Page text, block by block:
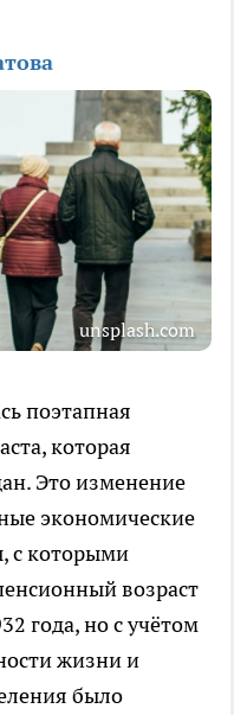
unsplash.com
поэтапная
которая
Это изменение
экономические
с которыми
возраст
года, но с учётом
жизни и
было